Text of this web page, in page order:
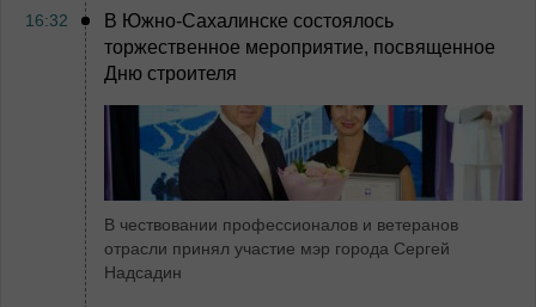
16:32
В Южно-Сахалинске состоялось
торжественное мероприятие, посвященное
Дню строителя
В чествовании профессионалов и ветеранов
отрасли принял участие мэр города Сергей
Надсадин